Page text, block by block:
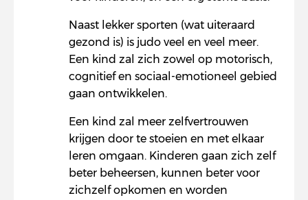
Naast lekker sporten (wat uiteraard
gezond is) is judo veel en veel meer.
Een kind zal zich zowel op motorisch,
cognitief en sociaal-emotioneel gebied
gaan ontwikkelen.
Een kind zal meer zelfvertrouwen
krijgen door te stoeien en met elkaar
leren omgaan. Kinderen gaan zich zelf
beter beheersen, kunnen beter voor
zichzelf opkomen en worden